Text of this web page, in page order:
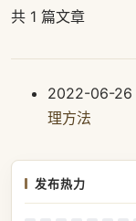
共 1 篇文章
2022-06-26
理方法
发布热力